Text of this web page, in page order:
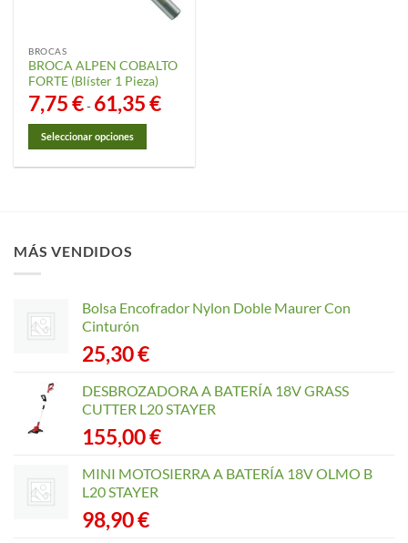
BROCAS
BROCA ALPEN COBALTO
FORTE (Blíster 1 Pieza)
7,75€- 61,35€Rango
de
61,35 €
Seleccionar opciones
Las
opciones
elegir
página
producto
MÁS VENDIDOS
Bolsa Encofrador Nylon Doble Maurer Con
Cinturón
25,30€
DESBROZADORA A BATERÍA 18V GRASS
CUTTER L20 STAYER
155,00€
MINI MOTOSIERRA A BATERÍA 18V OLMO B
L20 STAYER
98,90€